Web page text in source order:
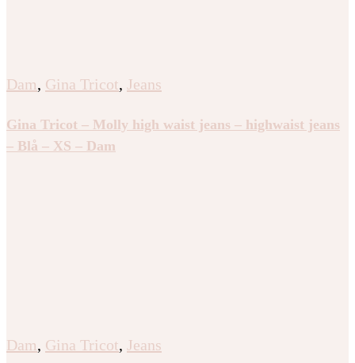
Dam, Gina Tricot, Jeans
Gina Tricot – Molly high waist jeans – highwaist jeans
– Blå – XS – Dam
Dam, Gina Tricot, Jeans